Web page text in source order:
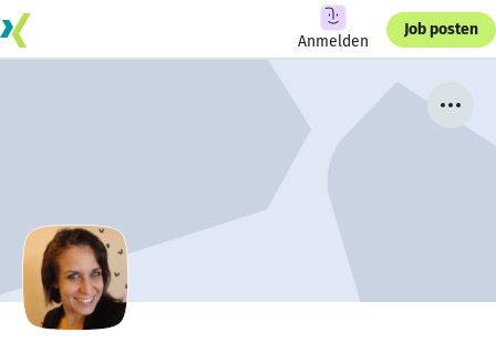
Anmelden
Job posten